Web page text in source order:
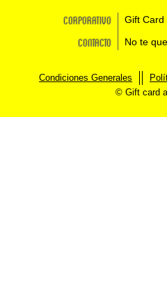
Corporativo Gift Card
Contacto No te
Condiciones Generales
© Gift card